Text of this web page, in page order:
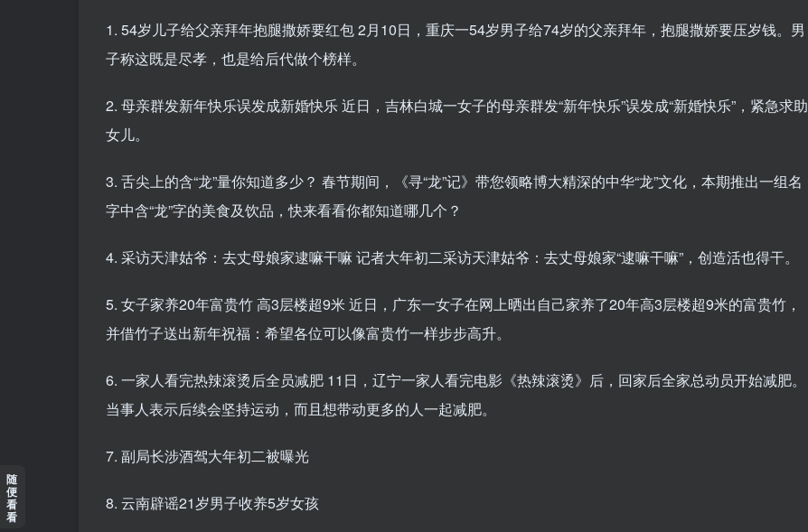
1. 54岁儿子给父亲拜年抱腿撒娇要红包 2月10日，重庆一54岁男子给74岁的父亲拜年，抱腿撒娇要压岁钱。男
子称这既是尽孝，也是给后代做个榜样。
2. 母亲群发新年快乐误发成新婚快乐 近日，吉林白城一女子的母亲群发“新年快乐”误发成“新婚快乐”，紧急求助
女儿。
3. 舌尖上的含“龙”量你知道多少？ 春节期间，《寻“龙”记》带您领略博大精深的中华“龙”文化，本期推出一组名
字中含“龙”字的美食及饮品，快来看看你都知道哪几个？
4. 采访天津姑爷：去丈母娘家逮嘛干嘛 记者大年初二采访天津姑爷：去丈母娘家“逮嘛干嘛”，创造活也得干。
5. 女子家养20年富贵竹 高3层楼超9米 近日，广东一女子在网上晒出自己家养了20年高3层楼超9米的富贵竹，
并借竹子送出新年祝福：希望各位可以像富贵竹一样步步高升。
6. 一家人看完热辣滚烫后全员减肥 11日，辽宁一家人看完电影《热辣滚烫》后，回家后全家总动员开始减肥。
当事人表示后续会坚持运动，而且想带动更多的人一起减肥。
7. 副局长涉酒驾大年初二被曝光
8. 云南辟谣21岁男子收养5岁女孩
随
便
看
看